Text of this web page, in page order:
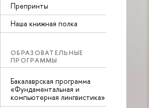
Препринты
Наша книжная полка
ОБРАЗОВАТЕЛЬНЫЕ
ПРОГРАММЫ
Бакалаврская программа
«Фундаментальная и
компьютерная лингвистика»